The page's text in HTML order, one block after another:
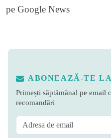
pe Google News
ABONEAZĂ-TE
Primești săptămânal pe email
recomandări